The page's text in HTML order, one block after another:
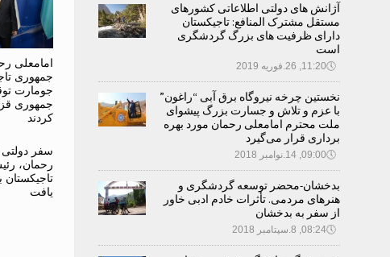
امامعلی
جمهوری
جومارت
جمهوری
کردند
سفر دولتی
رحمان،
تاجیکستان
یافت
آژانش های دولتی اطلاعاتی کشورهای
مستقل مشترک المنافع: تاجیکستان
دارای ظرفیت های بزرگ گردشگری
است
🕔11:20, 26.فوریه 2019
نخستین چرخه نیروگاه برق آبی “راغون”
با عزم و تلاش و جسارت بزرگ پیشوای
ملت محترم امامعلی رحمان مورد بهره
برداری قرار می‌گیرد
🕔09:00, 14.نوامبر 2018
بدخشان-محضر توسعه گردشگری و
هنرهای مردمی. تأثرات خادم ادبی خاور
از سفر به بدخشان
🕔08:24, 8.سپتامبر 2018